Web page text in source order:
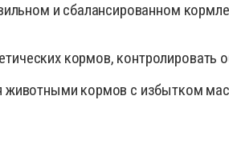
и сбалансированном
кормов, контролировать
животными кормов с избытком